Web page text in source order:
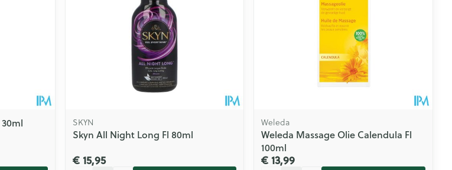
SKYN
Skyn All Night Long Fl 80ml
€ 15,95
Weleda
Weleda Massage Olie Calendula Fl
100ml
€ 13,99